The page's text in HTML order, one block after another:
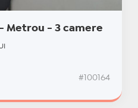
- Metrou - 3 camere
#100164